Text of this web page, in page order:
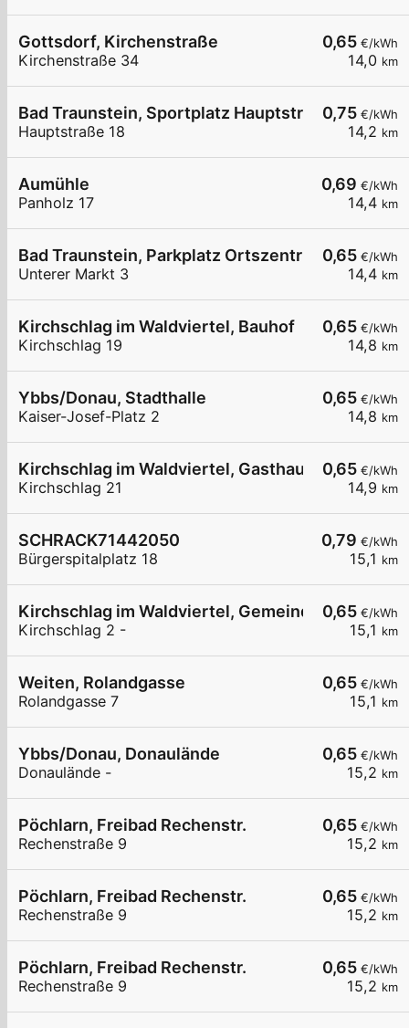
0,65 €/kWh
14,0 km
Gottsdorf, Kirchenstraße
Kirchenstraße 34
0,75 €/kWh
14,2 km
Bad Traunstein, Sportplatz Hauptstr.
Hauptstraße 18
0,69 €/kWh
14,4 km
Aumühle
Panholz 17
0,65 €/kWh
14,4 km
Bad Traunstein, Parkplatz Ortszentrum
Unterer Markt 3
0,65 €/kWh
14,8 km
Kirchschlag im Waldviertel, Bauhof
Kirchschlag 19
0,65 €/kWh
14,8 km
Ybbs/Donau, Stadthalle
Kaiser-Josef-Platz 2
0,65 €/kWh
14,9 km
Kirchschlag im Waldviertel, Gasthaus Adam
Kirchschlag 21
0,79 €/kWh
15,1 km
SCHRACK71442050
Bürgerspitalplatz 18
0,65 €/kWh
15,1 km
Kirchschlag im Waldviertel, Gemeindeamt
Kirchschlag 2 -
0,65 €/kWh
15,1 km
Weiten, Rolandgasse
Rolandgasse 7
0,65 €/kWh
15,2 km
Ybbs/Donau, Donaulände
Donaulände -
0,65 €/kWh
15,2 km
Pöchlarn, Freibad Rechenstr.
Rechenstraße 9
0,65 €/kWh
15,2 km
Pöchlarn, Freibad Rechenstr.
Rechenstraße 9
0,65 €/kWh
15,2 km
Pöchlarn, Freibad Rechenstr.
Rechenstraße 9